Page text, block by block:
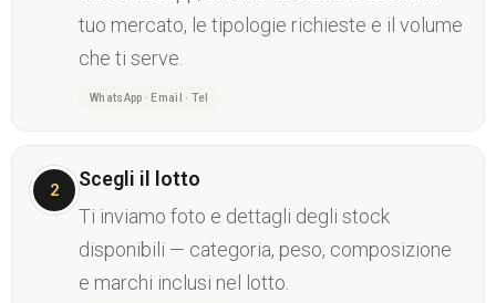
tuo mercato, le tipologie richieste e il volume
che ti serve.
WhatsApp · Email · Tel
2
Scegli il lotto
Ti inviamo foto e dettagli degli stock
disponibili — categoria, peso, composizione
e marchi inclusi nel lotto.